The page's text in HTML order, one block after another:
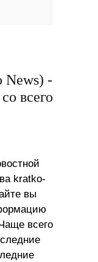
News) -
всего
kratko-
вы
всего